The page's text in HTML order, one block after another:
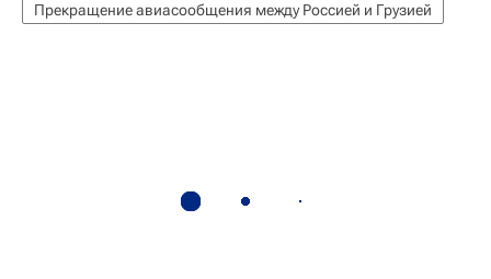
Прекращение авиасообщения между Россией и Грузией